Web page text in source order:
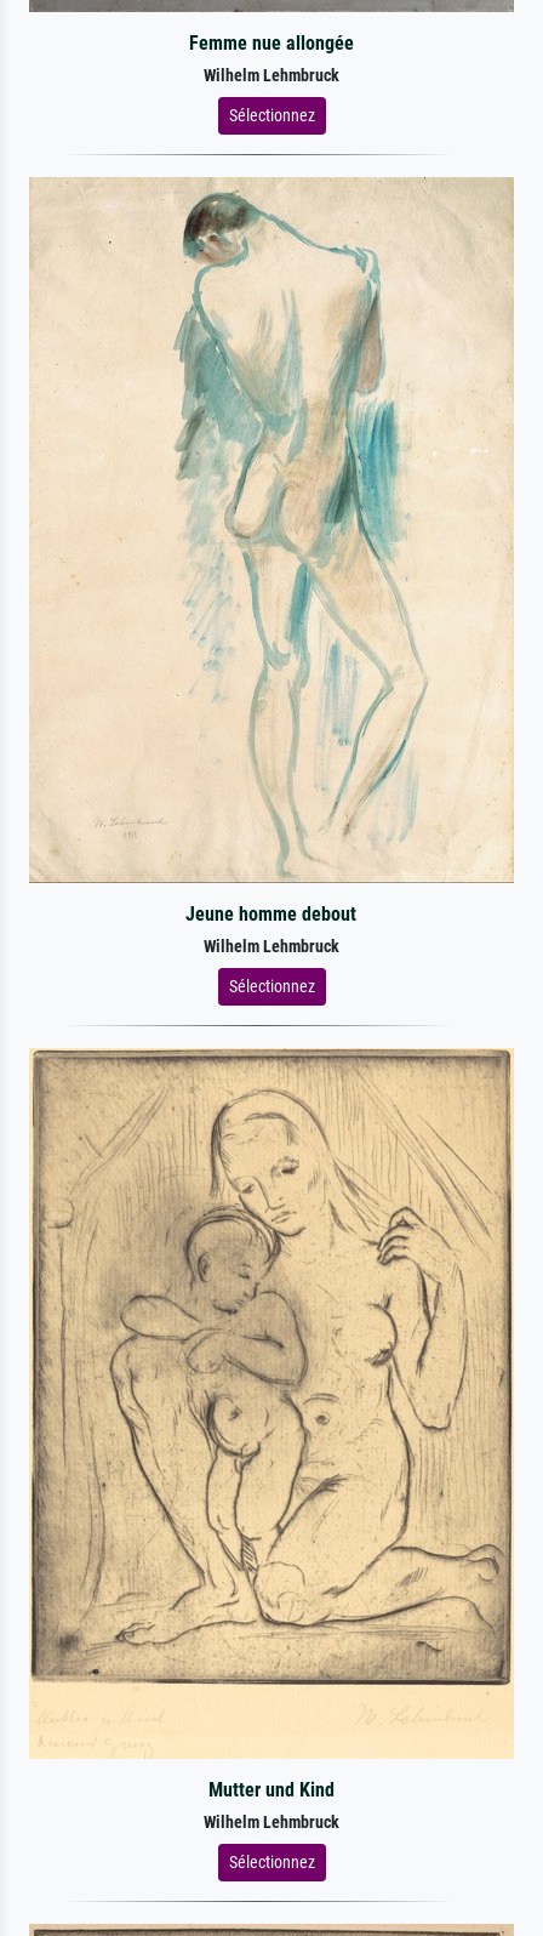
Femme nue allongée
Wilhelm Lehmbruck
Sélectionnez
Jeune homme debout
Wilhelm Lehmbruck
Sélectionnez
Mutter und Kind
Wilhelm Lehmbruck
Sélectionnez